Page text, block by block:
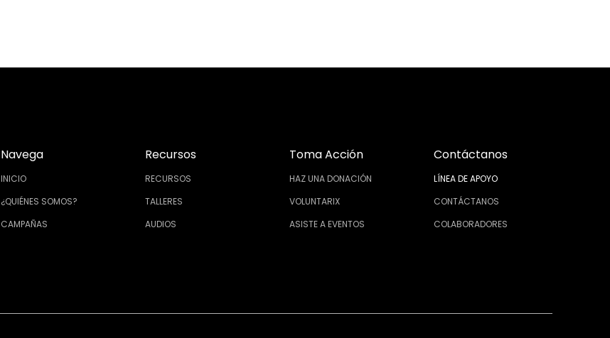
Navega
INICIO
¿QUIÉNES SOMOS?
CAMPAÑAS
Recursos
RECURSOS
TALLERES
AUDIOS
Toma Acción
HAZ UNA DONACIÓN
VOLUNTARIX
ASISTE A EVENTOS
Contáctanos
LÍNEA DE APOYO
CONTÁCTANOS
COLABORADORES